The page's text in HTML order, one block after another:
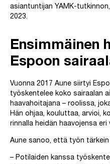
asiantuntijan YAMK-
2023.
Ensimmäinen
Espoon
Vuonna 2017 Aune siirtyi
työskentelee koko sairaalan
haavahoitajana – roolissa,
Hän ohjaa, kouluttaa, arvioi,
rinnalla heidän haavojensa eri
Aune sanoo, että työn
– Potilaiden kanssa